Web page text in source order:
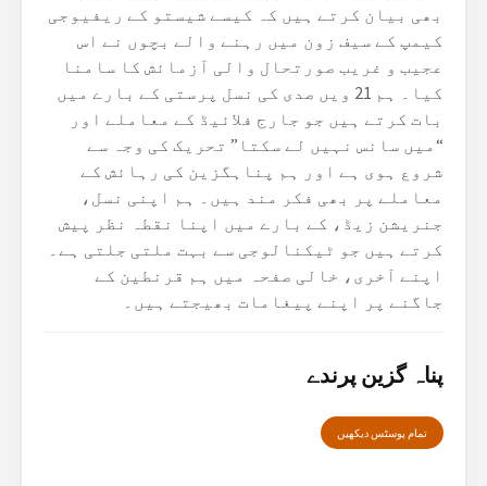
بھی بیان کرتے ہیں کہ کیسے شیستو کے ریفیوجی
کیمپ کے سیف زون میں رہنے والے بچوں نے اس
عجیب و غریب صورتحال والی آزمائش کا سامنا
کیا۔ ہم 21 ویں صدی کی نسل پرستی کے بارے میں
بات کرتے ہیں جو جارج فلائیڈ کے معاملے اور
“میں سانس نہیں لے سکتا” تحریک کی وجہ سے
شروع ہوی ہے اور ہم پناہگزین کی رہائش کے
معاملے پر بھی فکر مند ہیں۔ ہم اپنی نسل،
جنریشن زیڈ، کے بارے میں اپنا نقطہ نظر پیش
کرتے ہیں جو ٹیکنالوجی سے بہت ملتی جلتی ہے۔
اپنے آخری، خالی صفحہ میں ہم قرنطین کے
جاگنے پر اپنے پیغامات بھیجتے ہیں۔
پناہ گزین پرندے
تمام پوسٹس دیکھیں